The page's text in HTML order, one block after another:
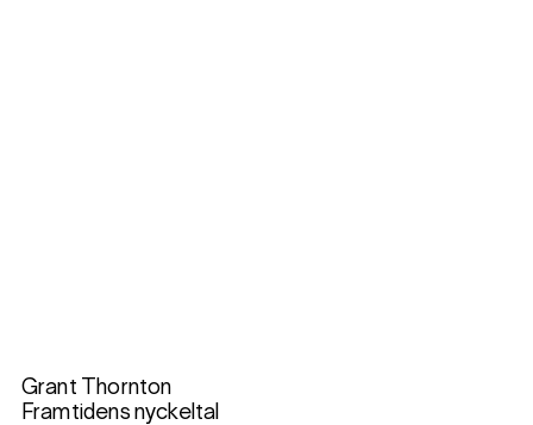
Grant Thornton
Framtidens nyckeltal